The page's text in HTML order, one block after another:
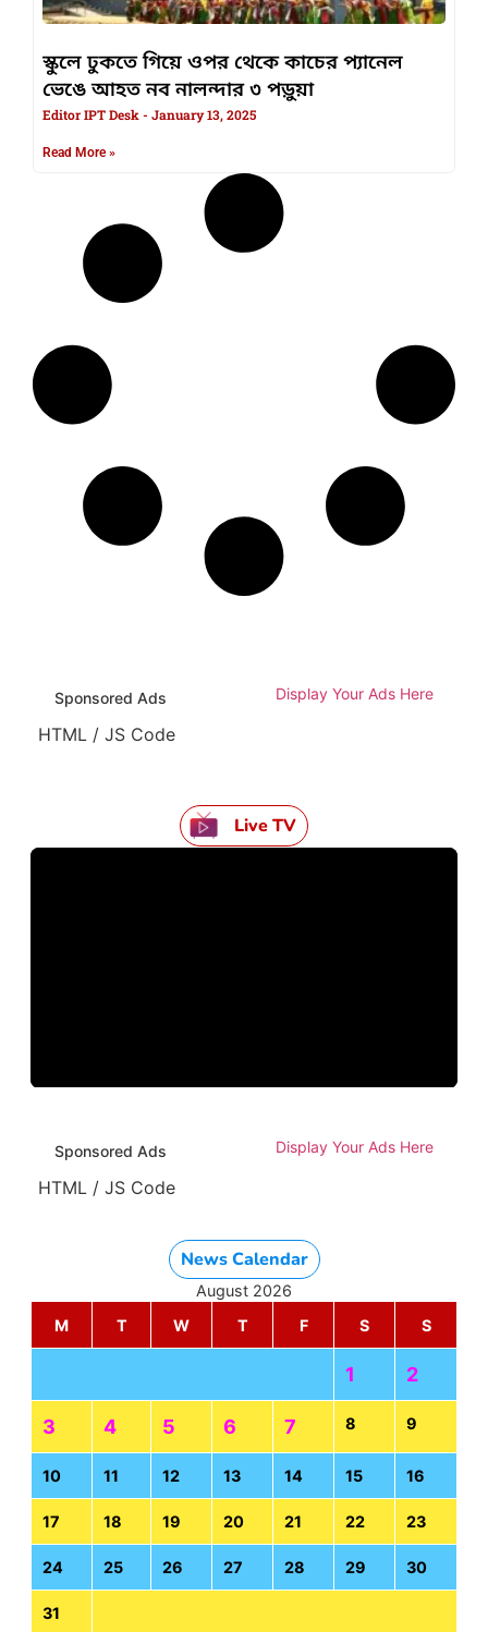
স্কুলে ঢুকতে গিয়ে ওপর থেকে কাচের প্যানেল
ভেঙে আহত নব নালন্দার ৩ পড়ুয়া
Editor IPT Desk January 13, 2025
Read More »
Sponsored Ads Display Your Ads Here
HTML / JS Code
Live TV
Sponsored Ads Display Your Ads Here
HTML / JS Code
News Calendar
August 2026
M
T W T F S S
1 2
3 4 5 6 7 8 9
10 11 12 13 14 15 16
17 18 19 20 21 22 23
24 25 26 27 28 29 30
31